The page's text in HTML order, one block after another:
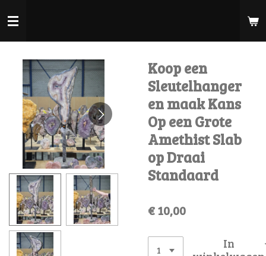
direct
hoofdinhoud
Koop een
Sleutelhanger
en maak Kans
Op een Grote
Amethist Slab
op Draai
Standaard
€ 10,00
In